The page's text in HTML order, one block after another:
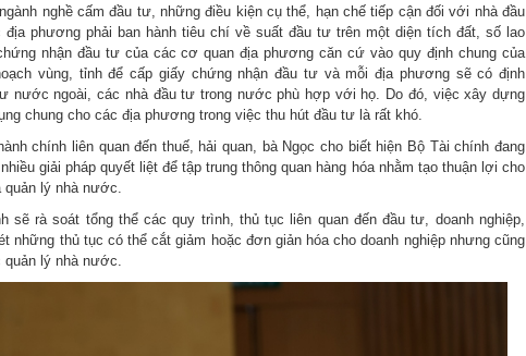
nghề cấm đầu tư, những điều kiện cụ thể, hạn chế tiếp cận đối với nhà đầu
phương phải ban hành tiêu chí về suất đầu tư trên một diện tích đất, số lao
nhận đầu tư của các cơ quan địa phương căn cứ vào quy định chung của
vùng, tỉnh để cấp giấy chứng nhận đầu tư và mỗi địa phương sẽ có định
nước ngoài, các nhà đầu tư trong nước phù hợp với họ. Do đó, việc xây dựng
chung cho các địa phương trong việc thu hút đầu tư là rất khó.
chính liên quan đến thuế, hải quan, bà Ngọc cho biết hiện Bộ Tài chính đang
giải pháp quyết liệt để tập trung thông quan hàng hóa nhằm tạo thuận lợi cho
quản lý nhà nước.
sẽ rà soát tổng thể các quy trình, thủ tục liên quan đến đầu tư, doanh nghiệp,
những thủ tục có thể cắt giảm hoặc đơn giản hóa cho doanh nghiệp nhưng cũng
lý nhà nước.